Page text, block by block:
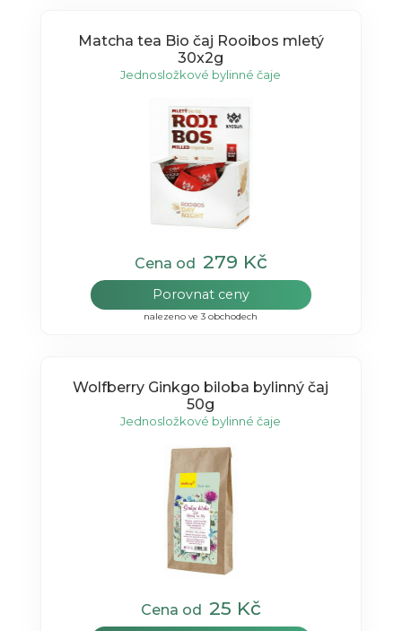
Matcha tea Bio čaj Rooibos mletý
30x2g
Jednosložkové bylinné čaje
Cena od 279 Kč
Porovnat ceny
nalezeno ve 3 obchodech
Wolfberry Ginkgo biloba bylinný čaj
50g
Jednosložkové bylinné čaje
Cena od 25 Kč